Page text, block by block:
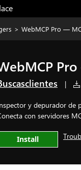
> WebMCP Pro —
|
y depurador de
con servidores
Install